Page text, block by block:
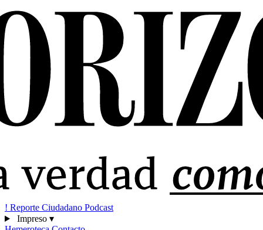
! Reporte Ciudadano Podcast
Impreso ▾